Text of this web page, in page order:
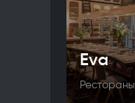
Eva
Рестораны